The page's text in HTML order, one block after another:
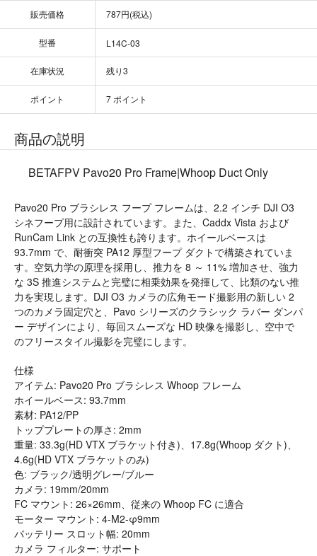
販売価格 787円(税込)
型番 L14C-03
在庫状況 残り3
ポイント 7 ポイント
商品の説明
BETAFPV Pavo20 Pro Frame|Whoop Duct Only
Pavo20 Pro ブラシレス フープ フレームは、2.2 インチ DJI O3
シネフープ用に設計されています。また、Caddx Vista および
RunCam Link との互換性も誇ります。ホイールベースは
93.7mm で、耐衝突 PA12 厚型フープ ダクトで構築されていま
す。空気力学の原理を採用し、推力を 8 ～ 11% 増加させ、強力
な 3S 推進システムと完璧に相乗効果を発揮して、比類のない推
力を実現します。DJI O3 カメラの広角モード撮影用の新しい 2
つのカメラ固定穴と、Pavo シリーズのクラシック ラバー ダンパ
ー デザインにより、毎回スムーズな HD 映像を撮影し、空中で
のフリースタイル撮影を完璧にします。
仕様
アイテム: Pavo20 Pro ブラシレス Whoop フレーム
ホイールベース: 93.7mm
素材: PA12/PP
トッププレートの厚さ: 2mm
重量: 33.3g(HD VTX ブラケット付き)、17.8g(Whoop ダクト)、
4.6g(HD VTX ブラケットのみ)
色: ブラック/透明グレー/ブルー
カメラ: 19mm/20mm
FC マウント: 26×26mm、従来の Whoop FC に適合
モーター マウント: 4-M2-φ9mm
バッテリー スロット幅: 20mm
カメラ フィルター: サポート